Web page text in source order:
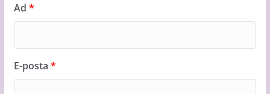
Ad *
E-posta *